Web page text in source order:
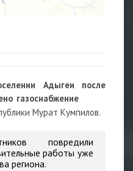
Адыгеи после
газоснабжение
Мурат Кумпилов.
повредили
работы уже
региона.